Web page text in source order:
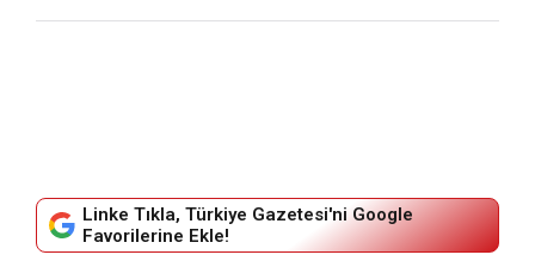
Linke Tıkla, Türkiye Gazetesi'ni Google
Favorilerine Ekle!